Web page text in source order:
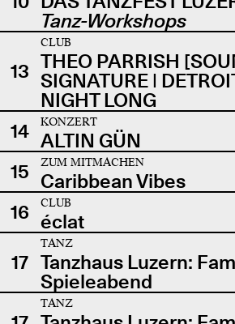
Tanz-Workshops
13
CLUB
THEO PARRISH
SIGNATURE |
NIGHT LONG
14
KONZERT
ALTIN GÜN
15
ZUM MITMACHEN
Caribbean Vibes
16
CLUB
éclat
17
TANZ
Tanzhaus Luzern:
Spieleabend
TANZ